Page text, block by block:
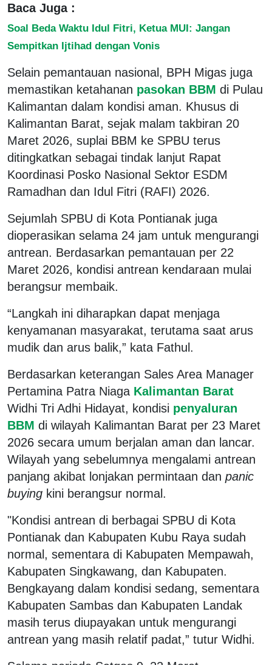
Baca Juga :
Soal Beda Waktu Idul Fitri, Ketua MUI: Jangan
Sempitkan Ijtihad dengan Vonis
Selain pemantauan nasional, BPH Migas juga
memastikan ketahanan pasokan BBM di Pulau
Kalimantan dalam kondisi aman. Khusus di
Kalimantan Barat, sejak malam takbiran 20
Maret 2026, suplai BBM ke SPBU terus
ditingkatkan sebagai tindak lanjut Rapat
Koordinasi Posko Nasional Sektor ESDM
Ramadhan dan Idul Fitri (RAFI) 2026.
Sejumlah SPBU di Kota Pontianak juga
dioperasikan selama 24 jam untuk mengurangi
antrean. Berdasarkan pemantauan per 22
Maret 2026, kondisi antrean kendaraan mulai
berangsur membaik.
“Langkah ini diharapkan dapat menjaga
kenyamanan masyarakat, terutama saat arus
mudik dan arus balik,” kata Fathul.
Berdasarkan keterangan Sales Area Manager
Pertamina Patra Niaga Kalimantan Barat
Widhi Tri Adhi Hidayat, kondisi penyaluran
BBM di wilayah Kalimantan Barat per 23 Maret
2026 secara umum berjalan aman dan lancar.
Wilayah yang sebelumnya mengalami antrean
panjang akibat lonjakan permintaan dan panic
buying kini berangsur normal.
"Kondisi antrean di berbagai SPBU di Kota
Pontianak dan Kabupaten Kubu Raya sudah
normal, sementara di Kabupaten Mempawah,
Kabupaten Singkawang, dan Kabupaten.
Bengkayang dalam kondisi sedang, sementara
Kabupaten Sambas dan Kabupaten Landak
masih terus diupayakan untuk mengurangi
antrean yang masih relatif padat,” tutur Widhi.